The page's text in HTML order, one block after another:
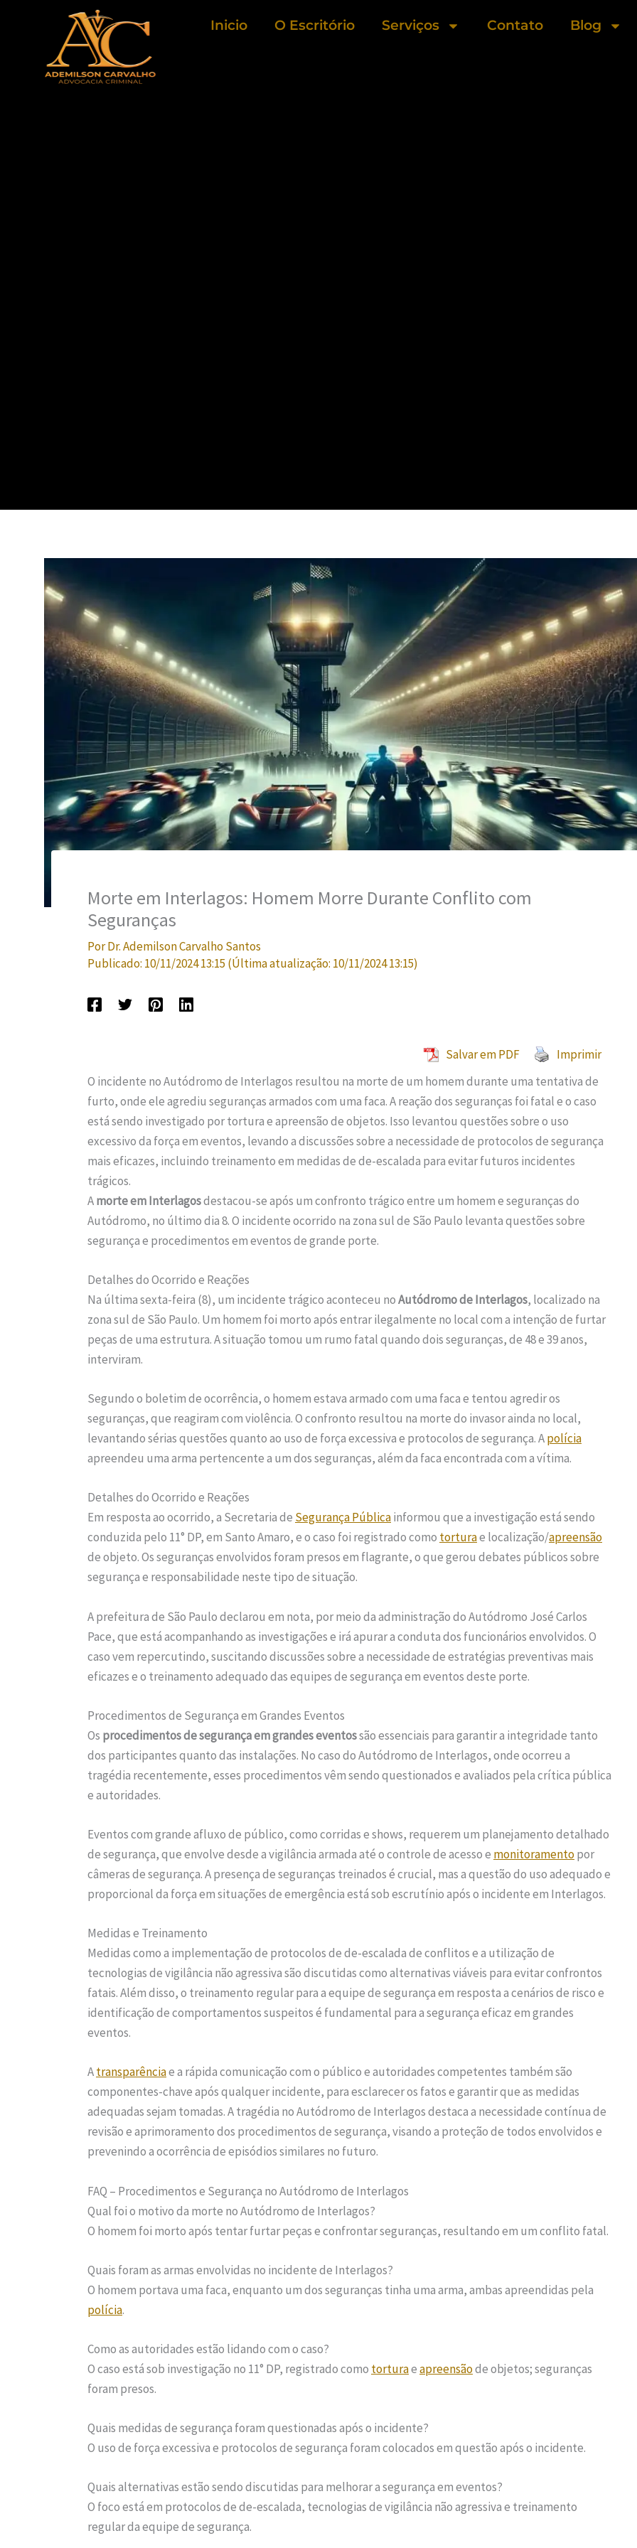
conteúdo
Inicio O Escritório Serviços Contato Blog
Morte em Interlagos: Homem Morre Durante Conflito com
Seguranças
PorDr. Ademilson Carvalho Santos
Publicado: 10/11/2024 13:15 (Última atualização: 10/11/2024 13:15)
Salvar em PDF
Imprimir
O incidente no Autódromo de Interlagos resultou na morte de um homem durante uma tentativa de
furto, onde ele agrediu seguranças armados com uma faca. A reação dos seguranças foi fatal e o caso
está sendo investigado por tortura e apreensão de objetos. Isso levantou questões sobre o uso
excessivo da força em eventos, levando a discussões sobre a necessidade de protocolos de segurança
mais eficazes, incluindo treinamento em medidas de de-escalada para evitar futuros incidentes
trágicos.
Amorte em Interlagosdestacou-se após um confronto trágico entre um homem e seguranças do
Autódromo, no último dia 8. O incidente ocorrido na zona sul de São Paulo levanta questões sobre
segurança e procedimentos em eventos de grande porte.
Detalhes do Ocorrido e Reações
Na última sexta-feira (8), um incidente trágico aconteceu noAutódromo de Interlagos, localizado na
zona sul de São Paulo. Um homem foi morto após entrar ilegalmente no local com a intenção de furtar
peças de uma estrutura. A situação tomou um rumo fatal quando dois seguranças, de 48 e 39 anos,
interviram.
Segundo o boletim de ocorrência, o homem estava armado com uma faca e tentou agredir os
seguranças, que reagiram com violência. O confronto resultou na morte do invasor ainda no local,
levantando sérias questões quanto ao uso de força excessiva e protocolos de segurança. Apolícia
apreendeu uma arma pertencente a um dos seguranças, além da faca encontrada com a vítima.
Detalhes do Ocorrido e Reações
Em resposta ao ocorrido, a Secretaria de Segurança Públicainformou que a investigação está sendo
conduzida pelo 11° DP, em Santo Amaro, e o caso foi registrado como torturae localização/apreensão
de objeto. Os seguranças envolvidos foram presos em flagrante, o que gerou debates públicos sobre
segurança e responsabilidade neste tipo de situação.
A prefeitura de São Paulo declarou em nota, por meio da administração do Autódromo José Carlos
Pace, que está acompanhando as investigações e irá apurar a conduta dos funcionários envolvidos. O
caso vem repercutindo, suscitando discussões sobre a necessidade de estratégias preventivas mais
eficazes e o treinamento adequado das equipes de segurança em eventos deste porte.
Procedimentos de Segurança em Grandes Eventos
Os procedimentos de segurança em grandes eventossão essenciais para garantir a integridade tanto
dos participantes quanto das instalações. No caso do Autódromo de Interlagos, onde ocorreu a
tragédia recentemente, esses procedimentos vêm sendo questionados e avaliados pela crítica pública
e autoridades.
Eventos com grande afluxo de público, como corridas e shows, requerem um planejamento detalhado
de segurança, que envolve desde a vigilância armada até o controle de acesso e monitoramentopor
câmeras de segurança. A presença de seguranças treinados é crucial, mas a questão do uso adequado e
proporcional da força em situações de emergência está sob escrutínio após o incidente em Interlagos.
Medidas e Treinamento
Medidas como a implementação de protocolos de de-escalada de conflitos e a utilização de
tecnologias de vigilância não agressiva são discutidas como alternativas viáveis para evitar confrontos
fatais. Além disso, o treinamento regular para a equipe de segurança em resposta a cenários de risco e
identificação de comportamentos suspeitos é fundamental para a segurança eficaz em grandes
eventos.
Atransparênciae a rápida comunicação com o público e autoridades competentes também são
componentes-chave após qualquer incidente, para esclarecer os fatos e garantir que as medidas
adequadas sejam tomadas. A tragédia no Autódromo de Interlagos destaca a necessidade contínua de
revisão e aprimoramento dos procedimentos de segurança, visando a proteção de todos envolvidos e
prevenindo a ocorrência de episódios similares no futuro.
FAQ – Procedimentos e Segurança no Autódromo de Interlagos
Qual foi o motivo da morte no Autódromo de Interlagos?
O homem foi morto após tentar furtar peças e confrontar seguranças, resultando em um conflito fatal.
Quais foram as armas envolvidas no incidente de Interlagos?
O homem portava uma faca, enquanto um dos seguranças tinha uma arma, ambas apreendidas pela
polícia.
Como as autoridades estão lidando com o caso?
O caso está sob investigação no 11° DP, registrado como torturaeapreensãode objetos; seguranças
foram presos.
Quais medidas de segurança foram questionadas após o incidente?
O uso de força excessiva e protocolos de segurança foram colocados em questão após o incidente.
Quais alternativas estão sendo discutidas para melhorar a segurança em eventos?
O foco está em protocolos de de-escalada, tecnologias de vigilância não agressiva e treinamento
regular da equipe de segurança.